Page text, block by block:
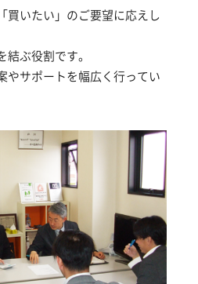
買いたい」のご要望に応えし
ぶ役割です。
やサポートを幅広く行ってい